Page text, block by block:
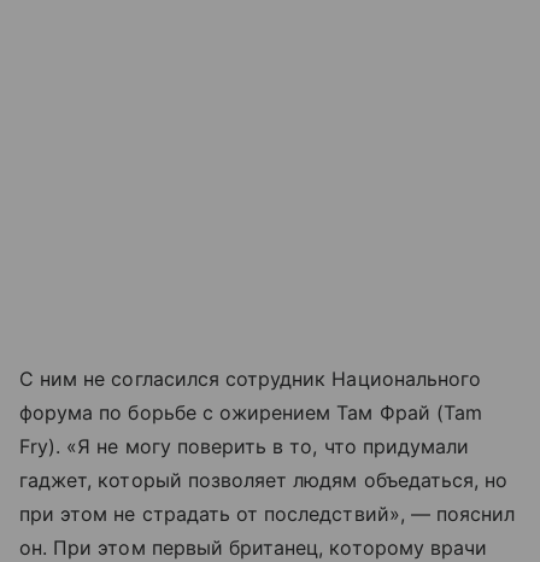
С ним не согласился сотрудник Национального
форума по борьбе с ожирением Там Фрай (Tam
Fry). «Я не могу поверить в то, что придумали
гаджет, который позволяет людям объедаться, но
при этом не страдать от последствий», — пояснил
он. При этом первый британец, которому врачи